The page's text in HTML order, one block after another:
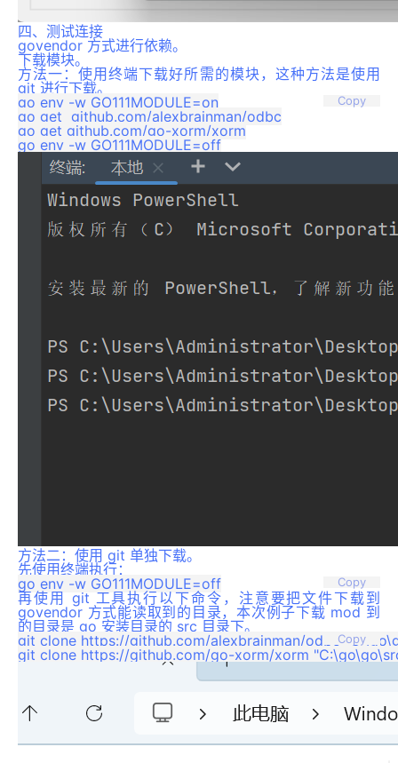
四、测试连接
govendor 方式进行依赖。
下载模块。
方法一：使用终端下载好所需的模块，这种方法是使用
git 进行下载。
Copy
go env -w GO111MODULE=on
go get  github.com/alexbrainman/odbc
go get github.com/go-xorm/xorm
方法二：使用 git 单独下载。
先使用终端执行：
Copy
再使用 git 工具执行以下命令，注意要把文件下载到
govendor 方式能读取到的目录，本次例子下载 mod 到
的目录是 go 安装目录的 src 目录下。
Copy
git clone https://github.com/alexbrainman/odbc